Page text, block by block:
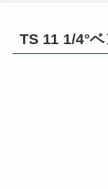
TS 11 1/4°